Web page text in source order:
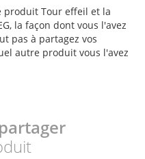
produit Tour effeil et la
la façon dont vous l'avez
pas à partagez vos
autre produit vous l'avez